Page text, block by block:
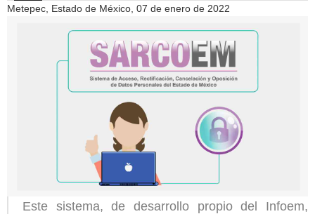
Metepec, Estado de México, 07 de enero de 2022
Este sistema, de desarrollo propio del Infoem,